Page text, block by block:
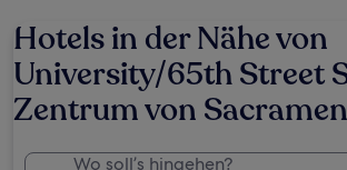
Hotels in der Nähe von
University/65th Street
Zentrum von
Wo soll’s hingehen?